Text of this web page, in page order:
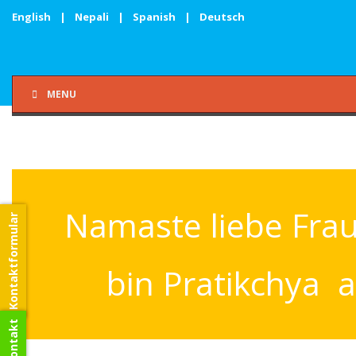
English | Nepali | Spanish | Deutsch
MENU
Namaste liebe
bin Pratikchya
Kontaktformular